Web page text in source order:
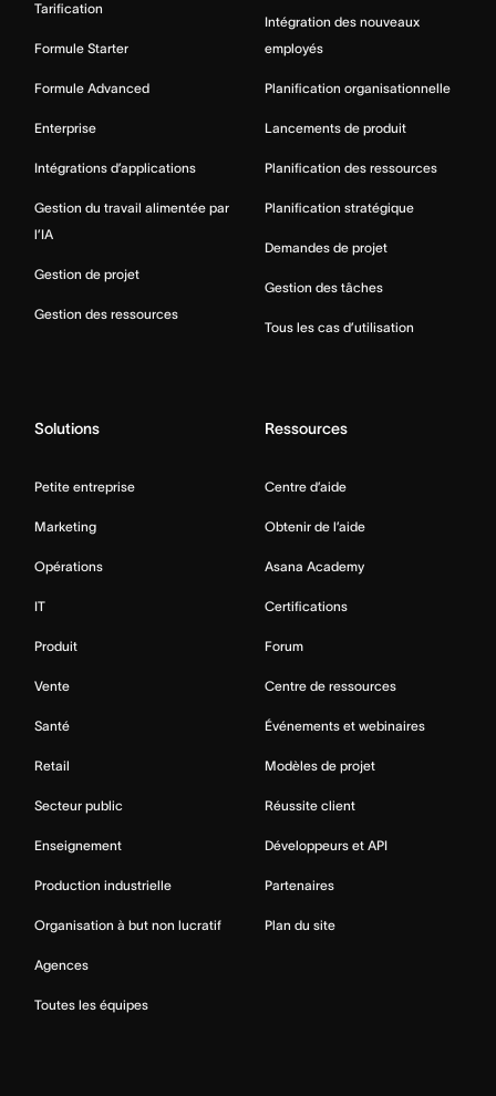
Tarification
Formule Starter
Formule Advanced
Enterprise
Intégrations d’applications
Gestion du travail alimentée par
l’IA
Gestion de projet
Gestion des ressources
Intégration des nouveaux
employés
Planification organisationnelle
Lancements de produit
Planification des ressources
Planification stratégique
Demandes de projet
Gestion des tâches
Tous les cas d’utilisation
Solutions
Petite entreprise
Marketing
Opérations
IT
Produit
Vente
Santé
Retail
Secteur public
Enseignement
Production industrielle
Organisation à but non lucratif
Agences
Toutes les équipes
Ressources
Centre d’aide
Obtenir de l’aide
Asana Academy
Certifications
Forum
Centre de ressources
Événements et webinaires
Modèles de projet
Réussite client
Développeurs et API
Partenaires
Plan du site